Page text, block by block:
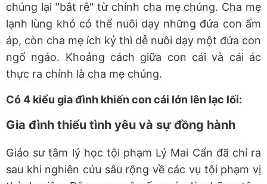
chúng lại "bắt rễ" từ chính cha mẹ chúng. Cha mẹ
lạnh lùng khó có thể nuôi dạy những đứa con ấm
áp, còn cha mẹ ích kỷ thì dễ nuôi dạy một đứa con
ngổ ngáo. Khoảng cách giữa con cái và cái ác
thực ra chính là cha mẹ chúng.
Có 4 kiểu gia đình khiến con cái lớn lên lạc lối:
Gia đình thiếu tình yêu và sự đồng hành
Giáo sư tâm lý học tội phạm Lý Mai Cẩn đã chỉ ra
sau khi nghiên cứu sâu rộng về các vụ tội phạm vị